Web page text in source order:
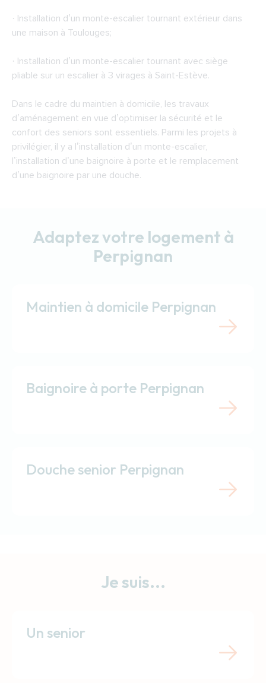
· Installation d’un monte-escalier tournant extérieur dans
une maison à Toulouges;
· Installation d’un monte-escalier tournant avec siège
pliable sur un escalier à 3 virages à Saint-Estève.
Dans le cadre du maintien à domicile, les travaux
d’aménagement en vue d’optimiser la sécurité et le
confort des seniors sont essentiels. Parmi les projets à
privilégier, il y a l’installation d’un monte-escalier,
l’installation d’une baignoire à porte et le remplacement
d’une baignoire par une douche.
Adaptez votre logement à
Perpignan
Maintien à domicile Perpignan
Baignoire à porte Perpignan
Douche senior Perpignan
Je suis...
Un senior